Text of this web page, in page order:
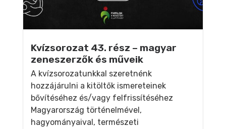
Kvízsorozat 43. rész – magyar
zeneszerzők és műveik
A kvízsorozatunkkal szeretnénk
hozzájárulni a kitöltők ismereteinek
bővítéséhez és/vagy felfrissítéséhez
Magyarország történelmével,
hagyományaival, természeti